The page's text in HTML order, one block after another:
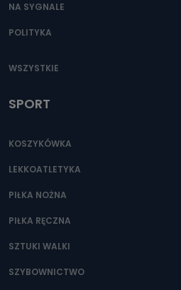
NA SYGNALE
POLITYKA
WSZYSTKIE
SPORT
KOSZYKÓWKA
LEKKOATLETYKA
PIŁKA NOŻNA
PIŁKA RĘCZNA
SZTUKI WALKI
SZYBOWNICTWO